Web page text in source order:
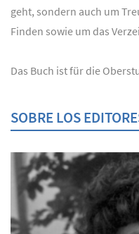
geht, sondern auch um
Finden sowie um das
Das Buch ist für die
SOBRE LOS